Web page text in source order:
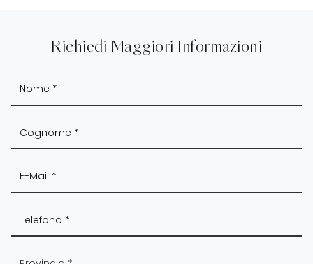
Richiedi Maggiori Informazioni